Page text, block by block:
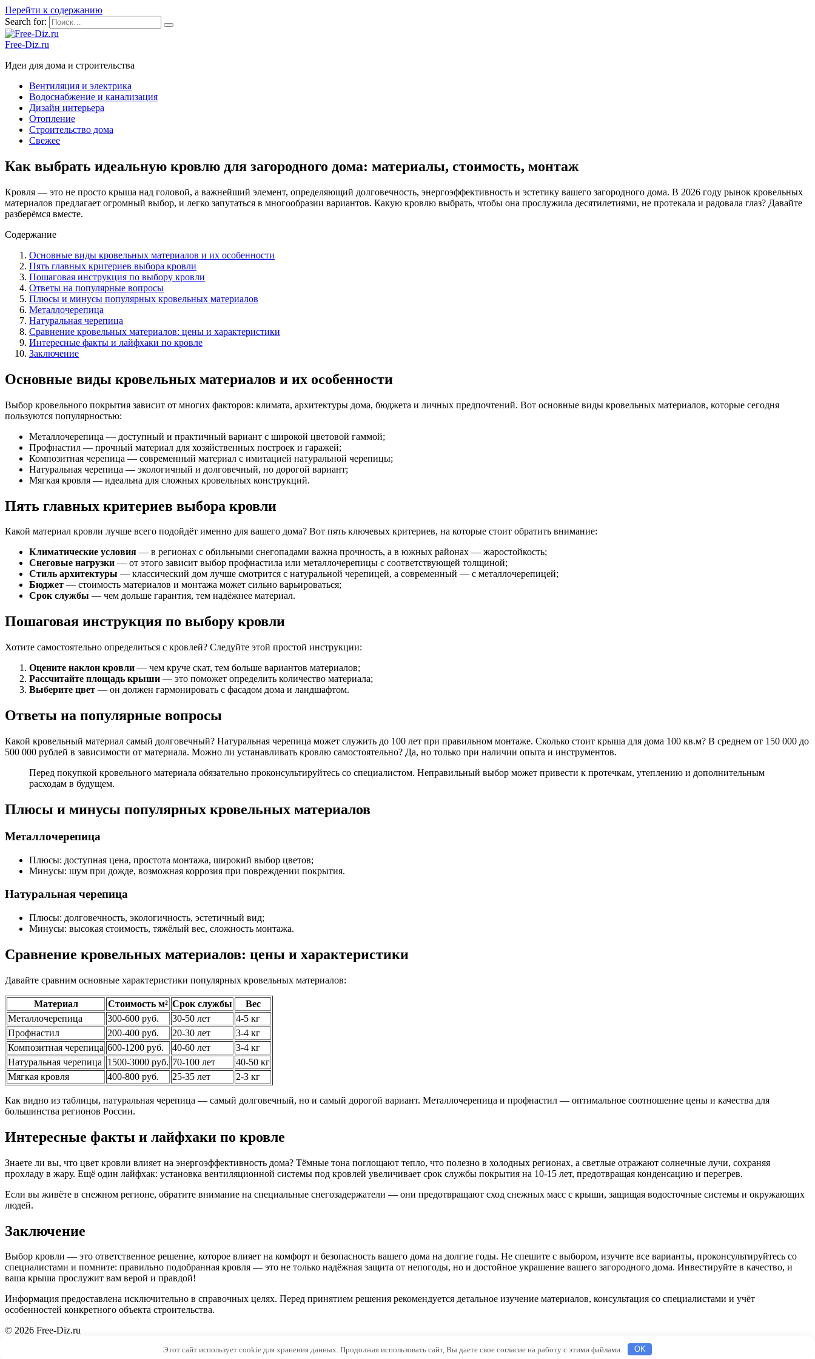
Перейти к содержанию
Search for:
Free-Diz.ru
Идеи для дома и строительства
Вентиляция и электрика
Водоснабжение и канализация
Дизайн интерьера
Отопление
Строительство дома
Свежее
Как выбрать идеальную кровлю для загородного дома: материалы, стоимость, монтаж
Кровля — это не просто крыша над головой, а важнейший элемент, определяющий долговечность, энергоэффективность и эстетику вашего загородного дома. В 2026 году рынок кровельных
материалов предлагает огромный выбор, и легко запутаться в многообразии вариантов. Какую кровлю выбрать, чтобы она прослужила десятилетиями, не протекала и радовала глаз? Давайте
разберёмся вместе.
Содержание
Основные виды кровельных материалов и их особенности
Пять главных критериев выбора кровли
Пошаговая инструкция по выбору кровли
Ответы на популярные вопросы
Плюсы и минусы популярных кровельных материалов
Металлочерепица
Натуральная черепица
Сравнение кровельных материалов: цены и характеристики
Интересные факты и лайфхаки по кровле
Заключение
Основные виды кровельных материалов и их особенности
Выбор кровельного покрытия зависит от многих факторов: климата, архитектуры дома, бюджета и личных предпочтений. Вот основные виды кровельных материалов, которые сегодня
пользуются популярностью:
Металлочерепица — доступный и практичный вариант с широкой цветовой гаммой;
Профнастил — прочный материал для хозяйственных построек и гаражей;
Композитная черепица — современный материал с имитацией натуральной черепицы;
Натуральная черепица — экологичный и долговечный, но дорогой вариант;
Мягкая кровля — идеальна для сложных кровельных конструкций.
Пять главных критериев выбора кровли
Какой материал кровли лучше всего подойдёт именно для вашего дома? Вот пять ключевых критериев, на которые стоит обратить внимание:
Климатические условия — в регионах с обильными снегопадами важна прочность, а в южных районах — жаростойкость;
Снеговые нагрузки — от этого зависит выбор профнастила или металлочерепицы с соответствующей толщиной;
Стиль архитектуры — классический дом лучше смотрится с натуральной черепицей, а современный — с металлочерепицей;
Бюджет — стоимость материалов и монтажа может сильно варьироваться;
Срок службы — чем дольше гарантия, тем надёжнее материал.
Пошаговая инструкция по выбору кровли
Хотите самостоятельно определиться с кровлей? Следуйте этой простой инструкции:
Оцените наклон кровли — чем круче скат, тем больше вариантов материалов;
Рассчитайте площадь крыши — это поможет определить количество материала;
Выберите цвет — он должен гармонировать с фасадом дома и ландшафтом.
Ответы на популярные вопросы
Какой кровельный материал самый долговечный? Натуральная черепица может служить до 100 лет при правильном монтаже. Сколько стоит крыша для дома 100 кв.м? В среднем от 150 000 до
500 000 рублей в зависимости от материала. Можно ли устанавливать кровлю самостоятельно? Да, но только при наличии опыта и инструментов.
Перед покупкой кровельного материала обязательно проконсультируйтесь со специалистом. Неправильный выбор может привести к протечкам, утеплению и дополнительным
расходам в будущем.
Плюсы и минусы популярных кровельных материалов
Металлочерепица
Плюсы: доступная цена, простота монтажа, широкий выбор цветов;
Минусы: шум при дожде, возможная коррозия при повреждении покрытия.
Натуральная черепица
Плюсы: долговечность, экологичность, эстетичный вид;
Минусы: высокая стоимость, тяжёлый вес, сложность монтажа.
Сравнение кровельных материалов: цены и характеристики
Давайте сравним основные характеристики популярных кровельных материалов:
Материал Стоимость м² Срок службы
Вес
Металлочерепица
300-600 руб. 30-50 лет
4-5 кг
Профнастил
200-400 руб. 20-30 лет
3-4 кг
Композитная черепица 600-1200 руб. 40-60 лет
3-4 кг
Натуральная черепица
1500-3000 руб. 70-100 лет
40-50 кг
Мягкая кровля
400-800 руб. 25-35 лет 2-3 кг
Как видно из таблицы, натуральная черепица — самый долговечный, но и самый дорогой вариант. Металлочерепица и профнастил — оптимальное соотношение цены и качества для
большинства регионов России.
Интересные факты и лайфхаки по кровле
Знаете ли вы, что цвет кровли влияет на энергоэффективность дома? Тёмные тона поглощают тепло, что полезно в холодных регионах, а светлые отражают солнечные лучи, сохраняя
прохладу в жару. Ещё один лайфхак: установка вентиляционной системы под кровлей увеличивает срок службы покрытия на 10-15 лет, предотвращая конденсацию и перегрев.
Если вы живёте в снежном регионе, обратите внимание на специальные снегозадержатели — они предотвращают сход снежных масс с крыши, защищая водосточные системы и окружающих
людей.
Заключение
Выбор кровли — это ответственное решение, которое влияет на комфорт и безопасность вашего дома на долгие годы. Не спешите с выбором, изучите все варианты, проконсультируйтесь со
специалистами и помните: правильно подобранная кровля — это не только надёжная защита от непогоды, но и достойное украшение вашего загородного дома. Инвестируйте в качество, и
ваша крыша прослужит вам верой и правдой!
Информация предоставлена исключительно в справочных целях. Перед принятием решения рекомендуется детальное изучение материалов, консультация со специалистами и учёт
особенностей конкретного объекта строительства.
© 2026 Free-Diz.ru
Этот сайт использует cookie для хранения данных. Продолжая использовать сайт, Вы даете свое согласие на работу с этими файлами. OK